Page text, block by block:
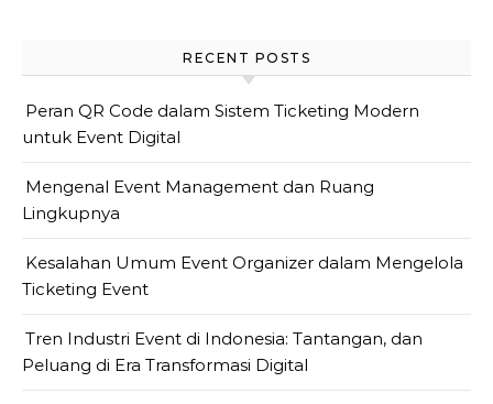
RECENT POSTS
Peran QR Code dalam Sistem Ticketing Modern
untuk Event Digital
Mengenal Event Management dan Ruang
Lingkupnya
Kesalahan Umum Event Organizer dalam Mengelola
Ticketing Event
Tren Industri Event di Indonesia: Tantangan, dan
Peluang di Era Transformasi Digital